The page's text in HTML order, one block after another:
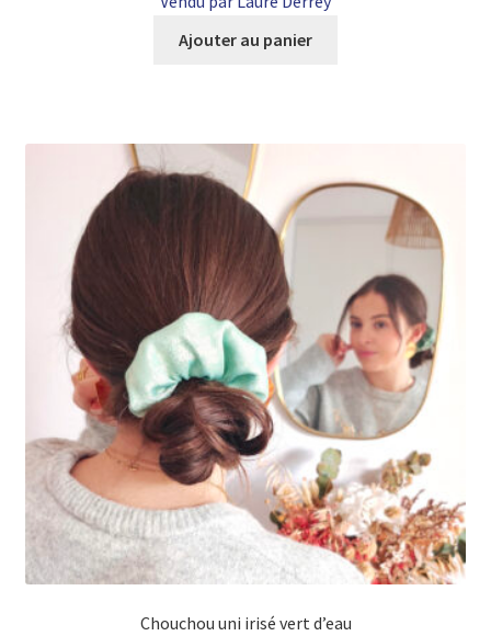
Ajouter au panier
Chouchou uni irisé vert d’eau